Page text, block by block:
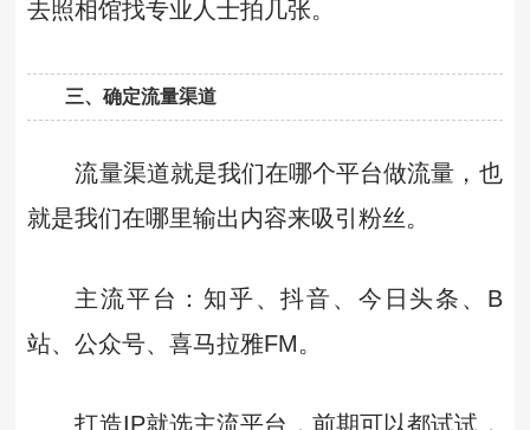
去照相馆找专业人士拍几张。
三、确定流量渠道
流量渠道就是我们在哪个平台做流量，也
就是我们在哪里输出内容来吸引粉丝。
主流平台：知乎、抖音、今日头条、B
站、公众号、喜马拉雅FM。
打造IP就选主流平台，前期可以都试试，